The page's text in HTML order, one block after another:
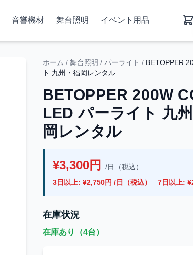
音響機材 舞台照明 イベント用品
ホーム / 舞台照明 / パーライト / BETOPPER
ト 九州・福岡レンタル
BETOPPER 200W
LED パーライト 九
岡レンタル
¥3,300円
/日（税込）
3日以上: ¥2,750円 /日（税込）
7日以上:
在庫状況
在庫あり（4台）